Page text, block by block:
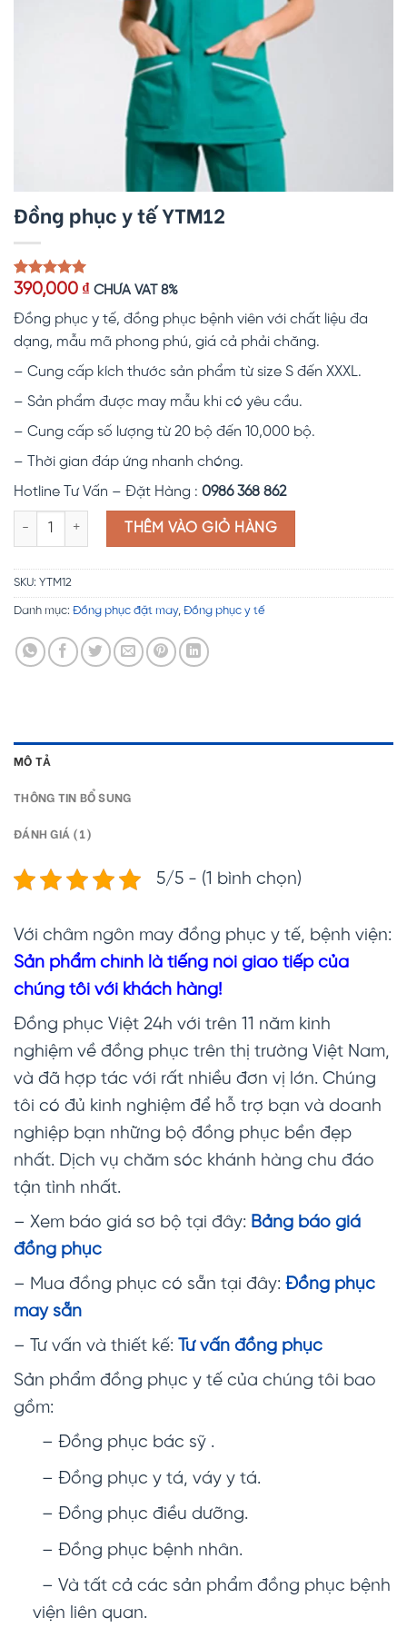
Đồng phục y tế YTM12
5.00trên 5
1
đánh giá
390,000 ₫ CHƯA VAT 8%
Đồng phục y tế, đồng phục bệnh viên với chất liệu đa
dạng, mẫu mã phong phú, giá cả phải chăng.
– Cung cấp kích thước sản phẩm từ size S đến XXXL.
– Sản phẩm được may mẫu khi có yêu cầu.
– Cung cấp số lượng từ 20 bộ đến 10,000 bộ.
– Thời gian đáp ứng nhanh chóng.
Hotline Tư Vấn – Đặt Hàng : 0986 368 862
Đồng phục y tế YTM12 số lượng
THÊM VÀO GIỎ HÀNG
SKU: YTM12
Danh mục: Đồng phục đặt may, Đồng phục y tế
MÔ TẢ
THÔNG TIN BỔ SUNG
ĐÁNH GIÁ (1)
5/5 - (1 bình chọn)
Với châm ngôn may đồng phục y tế, bệnh viện:
Sản phẩm chính là tiếng nói giao tiếp của
chúng tôi với khách hàng!
Đồng phục Việt 24h với trên 11 năm kinh
nghiệm về đồng phục trên thị trường Việt Nam,
và đã hợp tác với rất nhiều đơn vị lớn. Chúng
tôi có đủ kinh nghiệm để hỗ trợ bạn và doanh
nghiệp bạn những bộ đồng phục bền đẹp
nhất. Dịch vụ chăm sóc khánh hàng chu đáo
tận tình nhất.
– Xem báo giá sơ bộ tại đây: Bảng báo giá
đồng phục
– Mua đồng phục có sẵn tại đây: Đồng phục
may sẵn
– Tư vấn và thiết kế: Tư vấn đồng phục
Sản phẩm đồng phục y tế của chúng tôi bao
gồm:
– Đồng phục bác sỹ .
– Đồng phục y tá, váy y tá.
– Đồng phục điều dưỡng.
– Đồng phục bệnh nhân.
– Và tất cả các sản phẩm đồng phục bệnh
viện liên quan.